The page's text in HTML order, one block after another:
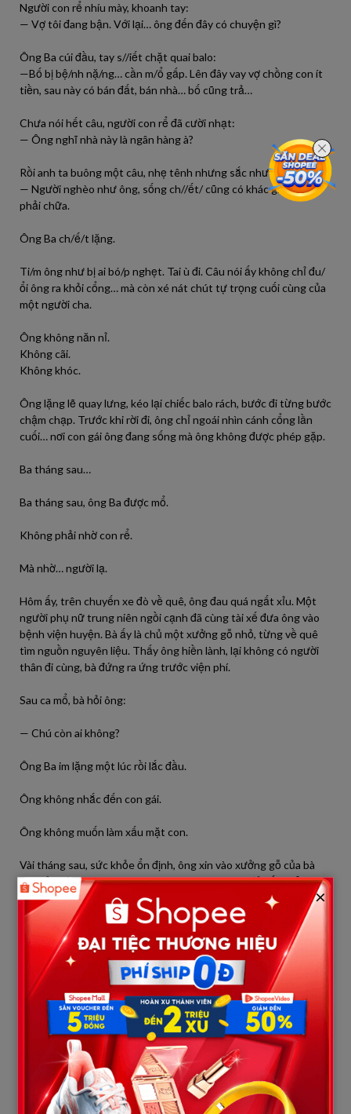
Người con rể nhíu mày, khoanh tay:
— Vợ tôi đang bận. Với lại… ông đến đây có chuyện gì?
Ông Ba cúi đầu, tay s//iết chặt quai balo:
—Bố bị bệ/nh nặ/ng… cần m/ổ gấp. Lên đây vay vợ chồng con ít
tiền, sau này có bán đất, bán nhà… bố cũng trả…
Chưa nói hết câu, người con rể đã cười nhạt:
— Ông nghĩ nhà này là ngân hàng à?
Rồi anh ta buông một câu, nhẹ tênh nhưng sắc như dao:
— Người nghèo như ông, sống ch//ết/ cũng có khác gì đâu mà
phải chữa.
Ông Ba ch/ế/t lặng.
Ti/m ông như bị ai bó/p nghẹt. Tai ù đi. Câu nói ấy không chỉ đu/
ổi ông ra khỏi cổng… mà còn xé nát chút tự trọng cuối cùng của
một người cha.
Ông không năn nỉ.
Không cãi.
Không khóc.
Ông lặng lẽ quay lưng, kéo lại chiếc balo rách, bước đi từng bước
chậm chạp. Trước khi rời đi, ông chỉ ngoái nhìn cánh cổng lần
cuối… nơi con gái ông đang sống mà ông không được phép gặp.
Ba tháng sau…
Ba tháng sau, ông Ba được mổ.
Không phải nhờ con rể.
Mà nhờ… người lạ.
Hôm ấy, trên chuyến xe đò về quê, ông đau quá ngất xỉu. Một
người phụ nữ trung niên ngồi cạnh đã cùng tài xế đưa ông vào
bệnh viện huyện. Bà ấy là chủ một xưởng gỗ nhỏ, từng về quê
tìm nguồn nguyên liệu. Thấy ông hiền lành, lại không có người
thân đi cùng, bà đứng ra ứng trước viện phí.
Sau ca mổ, bà hỏi ông:
— Chú còn ai không?
Ông Ba im lặng một lúc rồi lắc đầu.
Ông không nhắc đến con gái.
Ông không muốn làm xấu mặt con.
Vài tháng sau, sức khỏe ổn định, ông xin vào xưởng gỗ của bà
làm bảo vệ trông kho. Lương không cao, nhưng đủ sống. Ông
chăm chỉ, thật thà, được mọi người quý mến.
Ba năm trôi qua.
Ông Ba khỏe lại, tóc bạc thêm nhưng lưng đã thẳng hơn. Ông
chưa từng quay lại căn biệt thự ấy. Cũng chưa từng gọi cho con
gái.
Ông nghĩ… chắc con sống tốt là được.
Còn phía bên kia.
Ba năm sau, công ty của người con rể phá sản.
×